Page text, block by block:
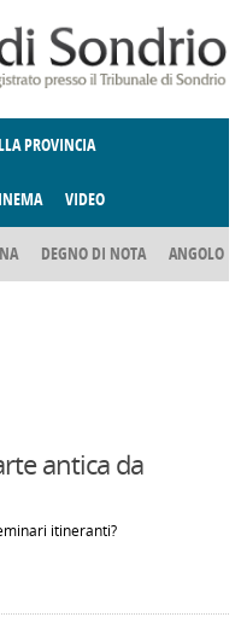
PROVINCIA
TERRITORIO CULTURA
DEGNO DI NOTA ANGOLO
VIDEO
antica da
itineranti?